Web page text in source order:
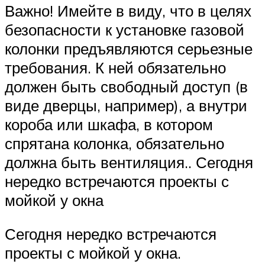
Важно! Имейте в виду, что в целях
безопасности к установке газовой
колонки предъявляются серьезные
требования. К ней обязательно
должен быть свободный доступ (в
виде дверцы, например), а внутри
короба или шкафа, в котором
спрятана колонка, обязательно
должна быть вентиляция.. Сегодня
нередко встречаются проекты с
мойкой у окна
Сегодня нередко встречаются
проекты с мойкой у окна.